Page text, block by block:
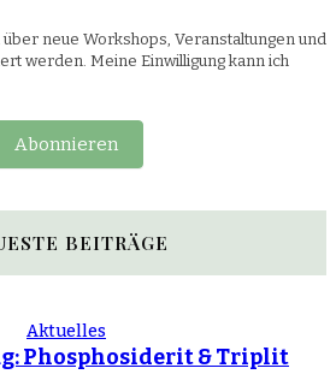
neue Workshops, Veranstaltungen und
werden. Meine Einwilligung kann ich
Abonnieren
BEITRÄGE
Aktuelles
Phosphosiderit & Triplit